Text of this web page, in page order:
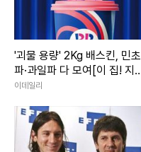
'괴물 용량' 2Kg 배스킨, 민초
파·과일파 다 모여[이 집! 지
금, 이 맛]
이데일리